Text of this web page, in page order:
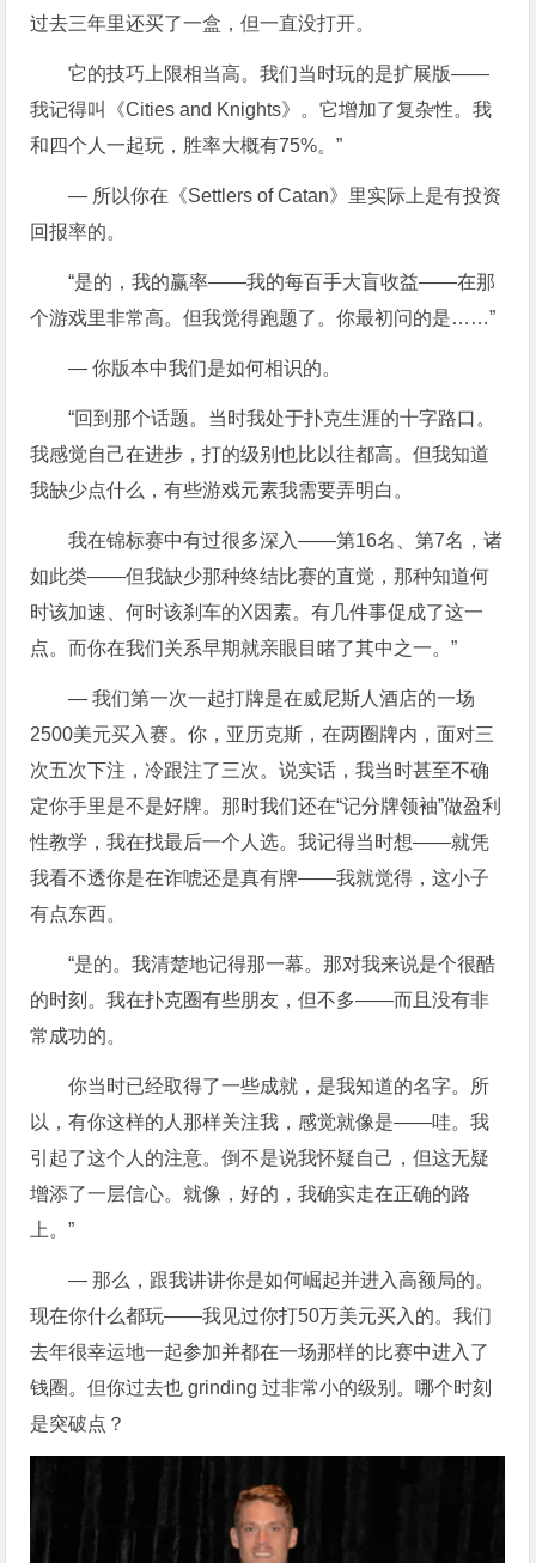
过去三年里还买了一盒，但一直没打开。
它的技巧上限相当高。我们当时玩的是扩展版——
我记得叫《Cities and Knights》。它增加了复杂性。我
和四个人一起玩，胜率大概有75%。”
— 所以你在《Settlers of Catan》里实际上是有投资
回报率的。
“是的，我的赢率——我的每百手大盲收益——在那
个游戏里非常高。但我觉得跑题了。你最初问的是……”
— 你版本中我们是如何相识的。
“回到那个话题。当时我处于扑克生涯的十字路口。
我感觉自己在进步，打的级别也比以往都高。但我知道
我缺少点什么，有些游戏元素我需要弄明白。
我在锦标赛中有过很多深入——第16名、第7名，诸
如此类——但我缺少那种终结比赛的直觉，那种知道何
时该加速、何时该刹车的X因素。有几件事促成了这一
点。而你在我们关系早期就亲眼目睹了其中之一。”
— 我们第一次一起打牌是在威尼斯人酒店的一场
2500美元买入赛。你，亚历克斯，在两圈牌内，面对三
次五次下注，冷跟注了三次。说实话，我当时甚至不确
定你手里是不是好牌。那时我们还在“记分牌领袖”做盈利
性教学，我在找最后一个人选。我记得当时想——就凭
我看不透你是在诈唬还是真有牌——我就觉得，这小子
有点东西。
“是的。我清楚地记得那一幕。那对我来说是个很酷
的时刻。我在扑克圈有些朋友，但不多——而且没有非
常成功的。
你当时已经取得了一些成就，是我知道的名字。所
以，有你这样的人那样关注我，感觉就像是——哇。我
引起了这个人的注意。倒不是说我怀疑自己，但这无疑
增添了一层信心。就像，好的，我确实走在正确的路
上。”
— 那么，跟我讲讲你是如何崛起并进入高额局的。
现在你什么都玩——我见过你打50万美元买入的。我们
去年很幸运地一起参加并都在一场那样的比赛中进入了
钱圈。但你过去也 grinding 过非常小的级别。哪个时刻
是突破点？